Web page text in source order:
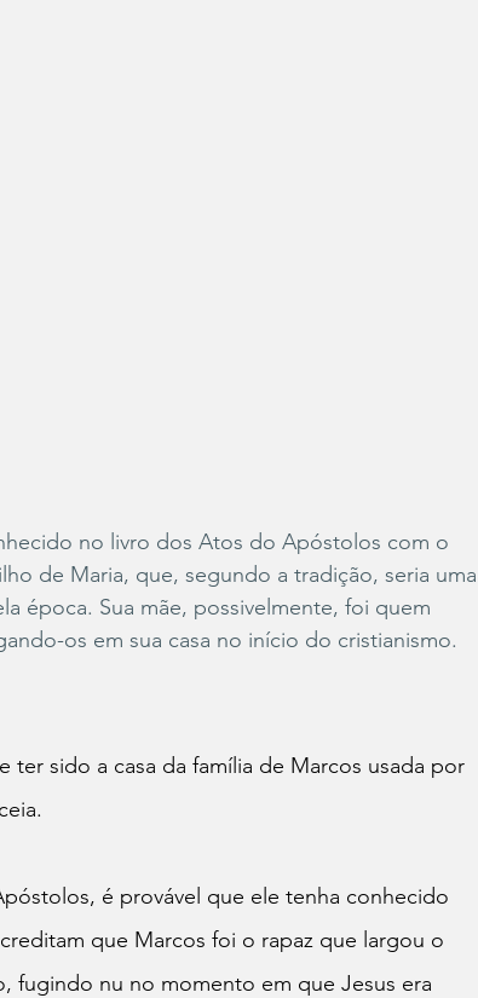
no livro dos Atos do Apóstolos com o
de Maria, que, segundo a tradição, seria uma
época. Sua mãe, possivelmente, foi quem
os em sua casa no início do cristianismo.
sido a casa da família de Marcos usada por
é provável que ele tenha conhecido
que Marcos foi o rapaz que largou o
fugindo nu no momento em que Jesus era